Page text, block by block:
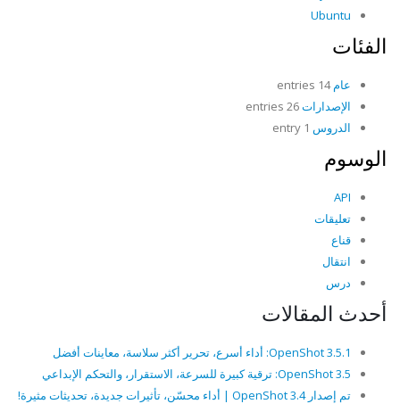
Ubuntu
الفئات
عام14 entries
الإصدارات
الدروس
الوسوم
API
تعليقات
قناع
انتقال
درس
أحدث المقالات
OpenShot 3.5.1: أداء أسرع، تحرير أكثر سلاسة، معاينات أفضل
OpenShot 3.5: ترقية كبيرة للسرعة، الاستقرار، والتحكم الإبداعي
تم إصدار OpenShot 3.4 | أداء محسّن، تأثيرات جديدة، تحديثات مثيرة!